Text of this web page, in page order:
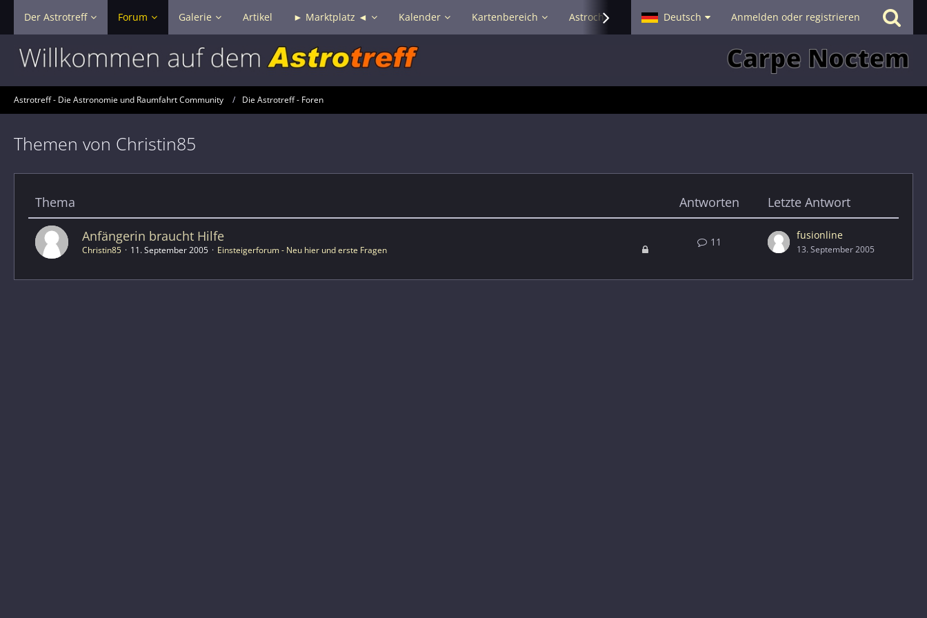
Der Astrotreff Forum Galerie Artikel ► Marktplatz ◄ Kalender Kartenbereich Astrochat - Smalltalk Hilfe
Deutsch Anmelden oder registrieren
Astrotreff - Die Astronomie und Raumfahrt Community Die Astrotreff - Foren
Themen von Christin85
Thema Antworten Letzte Antwort
Anfängerin braucht Hilfe
Christin85 11. September 2005 Einsteigerforum - Neu hier und erste Fragen
11
fusionline
13. September 2005